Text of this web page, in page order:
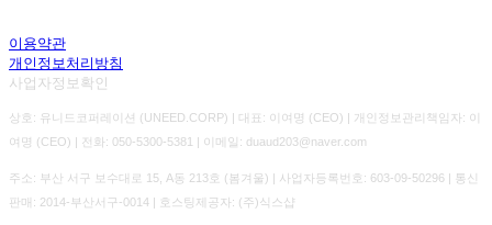
이용약관
개인정보처리방침
사업자정보확인
상호: 유니드코퍼레이션 (UNEED.CORP) | 대표: 이여명 (CEO) | 개인정보관리책임자: 이
여명 (CEO) | 전화: 050-5300-5381 | 이메일: duaud203@naver.com
주소: 부산 서구 보수대로 15, A동 213호 (봄겨울) | 사업자등록번호: 603-09-50296 | 통신
판매: 2014-부산서구-0014 | 호스팅제공자: (주)식스샵